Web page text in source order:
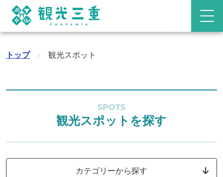
トップ › 観光スポット
SPOTS
観光スポットを探す
カテゴリーから探す